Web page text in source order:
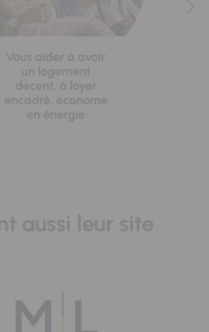
Vous aider à avoir
un logement
décent, à loyer
encadré, économe
en énergie
aussi leur site